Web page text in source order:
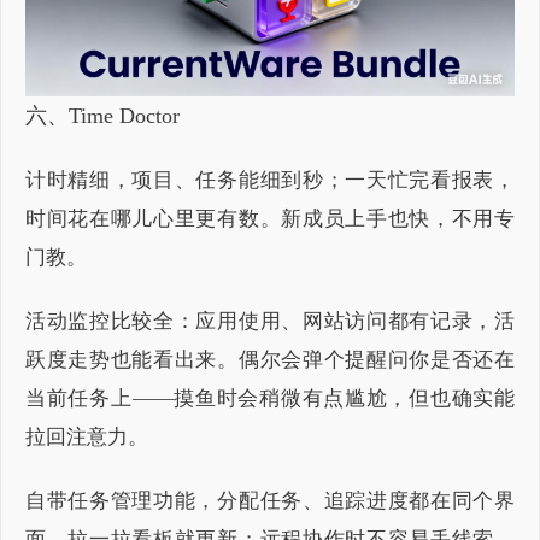
六、Time Doctor
计时精细，项目、任务能细到秒；一天忙完看报表，
时间花在哪儿心里更有数。新成员上手也快，不用专
门教。
活动监控比较全：应用使用、网站访问都有记录，活
跃度走势也能看出来。偶尔会弹个提醒问你是否还在
当前任务上——摸鱼时会稍微有点尴尬，但也确实能
拉回注意力。
自带任务管理功能，分配任务、追踪进度都在同个界